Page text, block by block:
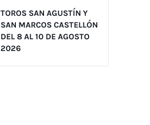
TOROS SAN AGUSTÍN Y
SAN MARCOS CASTELLÓN
DEL 8 AL 10 DE AGOSTO
2026